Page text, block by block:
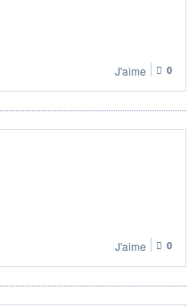
J'aime 0
J'aime 0